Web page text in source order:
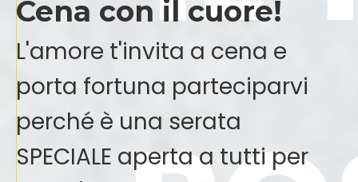
Cena con il cuore!
L'amore t'invita a cena e
porta fortuna parteciparvi
perché è una serata
SPECIALE aperta a tutti per